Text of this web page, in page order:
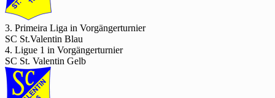
3. Primeira Liga in Vorgängerturnier
SC St.Valentin Blau
4. Ligue 1 in Vorgängerturnier
SC St. Valentin Gelb